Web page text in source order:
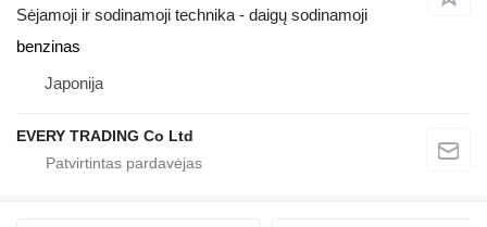
Sėjamoji ir sodinamoji technika - daigų sodinamoji
benzinas
Japonija
EVERY TRADING Co Ltd